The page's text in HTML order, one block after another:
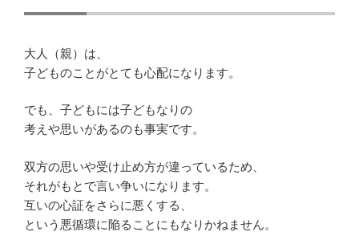
大人（親）は、
子どものことがとても心配になります。
でも、子どもには子どもなりの
考えや思いがあるのも事実です。
双方の思いや受け止め方が違っているため、
それがもとで言い争いになります。
互いの心証をさらに悪くする、
という悪循環に陥ることにもなりかねません。